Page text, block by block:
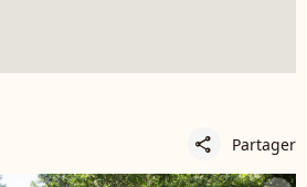
share Partager